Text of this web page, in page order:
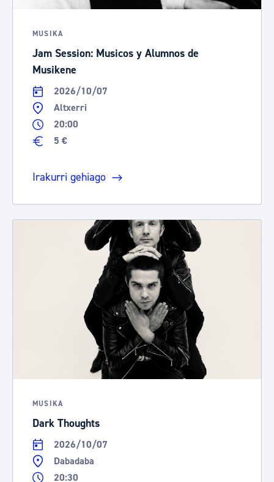
MUSIKA
Jam Session: Musicos y Alumnos de
Musikene
2026/10/07
Altxerri
20:00
5 €
Irakurri gehiago
MUSIKA
Dark Thoughts
2026/10/07
Dabadaba
20:30